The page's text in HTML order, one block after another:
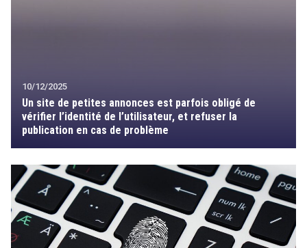
10/12/2025
Un site de petites annonces est parfois obligé de
vérifier l’identité de l’utilisateur, et refuser la
publication en cas de problème